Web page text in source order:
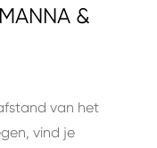
&
van het
vind je